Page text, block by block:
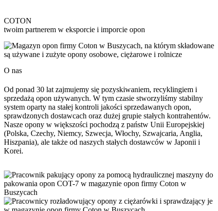
COTON
twoim partnerem w eksporcie i imporcie opon
O nas
Od ponad 30 lat zajmujemy się pozyskiwaniem, recyklingiem i
sprzedażą opon używanych. W tym czasie stworzyliśmy stabilny
system oparty na stałej kontroli jakości sprzedawanych opon,
sprawdzonych dostawcach oraz dużej grupie stałych kontrahentów.
Nasze opony w większości pochodzą z państw Unii Europejskiej
(Polska, Czechy, Niemcy, Szwecja, Włochy, Szwajcaria, Anglia,
Hiszpania), ale także od naszych stałych dostawców w Japonii i
Korei.